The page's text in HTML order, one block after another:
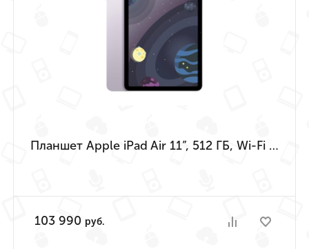
Планшет Apple iPad Air 11”, 512 ГБ, Wi-Fi (Фиолетовый | Purple) (M4 | 2026)
103 990 руб.